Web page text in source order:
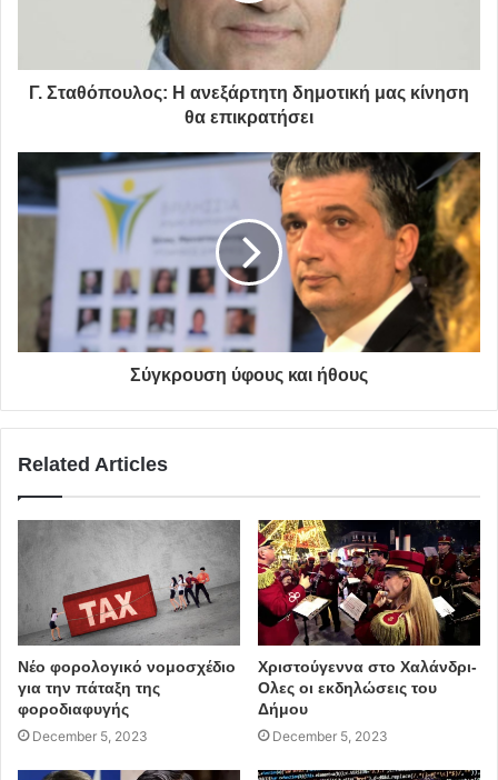
Γ. Σταθόπουλος: Η ανεξάρτητη δημοτική μας κίνηση
θα επικρατήσει
Σύγκρουση ύφους και ήθους
Related Articles
Νέο φορολογικό νομοσχέδιο
για την πάταξη της
φοροδιαφυγής
December 5, 2023
Χριστούγεννα στο Χαλάνδρι-
Ολες οι εκδηλώσεις του
Δήμου
December 5, 2023